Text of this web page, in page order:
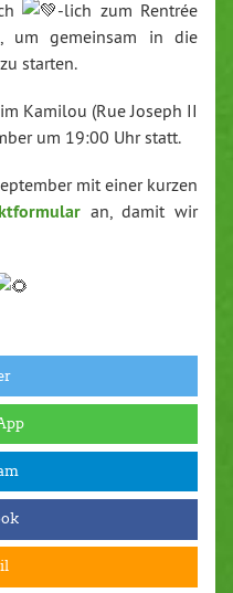
-lich zum Rentrée
um gemeinsam in die
starten.
Kamilou (Rue Joseph II
um 19:00 Uhr statt.
mit einer kurzen
an, damit wir